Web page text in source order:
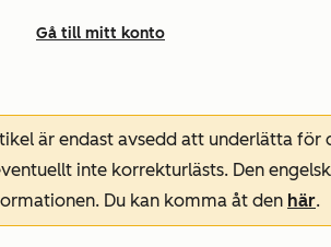
Gå till mitt konto
är endast avsedd att underlätta
inte korrekturlästs. Den
Du kan komma åt den här.